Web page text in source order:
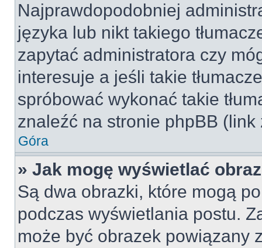
Najprawdopodobniej
języka lub nikt takiego
zapytać administratora czy
interesuje a jeśli takie
spróbować wykonać takie
znaleźć na stronie phpBB
Góra
» Jak mogę wyświetlać
Są dwa obrazki, które mogą
podczas wyświetlania postu.
może być obrazek powiązany